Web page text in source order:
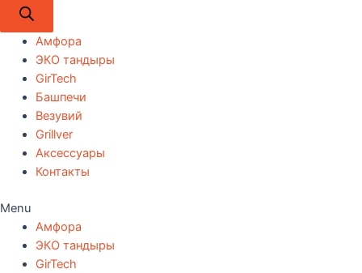
Амфора
ЭКО тандыры
GirTech
Башпечи
Везувий
Grillver
Аксессуары
Контакты
Menu
Амфора
ЭКО тандыры
GirTech